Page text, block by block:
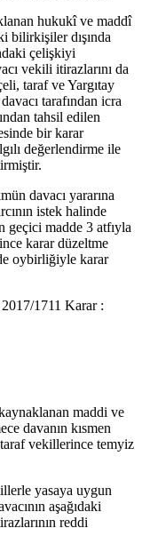
hukukî ve maddî
bilirkişiler dışında
çelişkiyi
vekili itirazlarını da
taraf ve Yargıtay
tarafından icra
tahsil edilen
bir karar
değerlendirme ile
davacı yararına
istek halinde
geçici madde 3 atfıyla
karar düzeltme
oybirliğiyle karar
1711 Karar :
maddi ve
davanın kısmen
vekillerince temyiz
yasaya uygun
aşağıdaki
reddi